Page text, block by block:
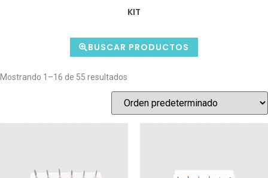
KIT
BUSCAR PRODUCTOS
Mostrando 1–16 de 55 resultados